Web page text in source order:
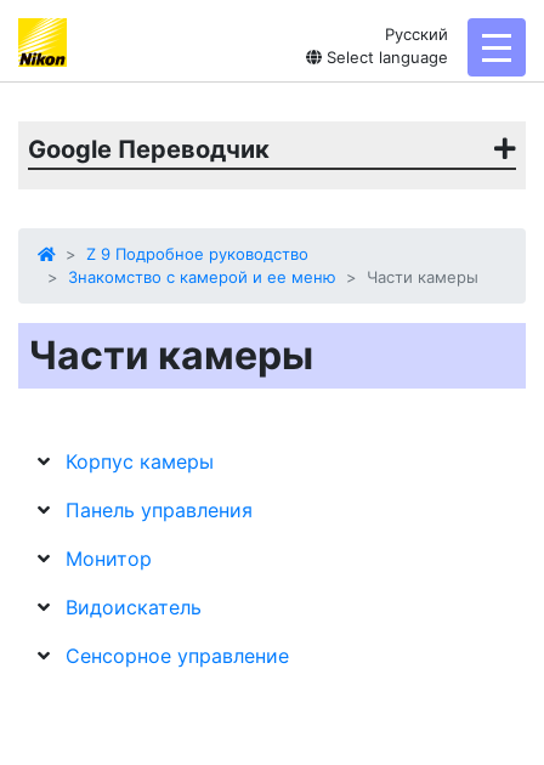
Русский
Select language
Google Переводчик
Z 9 Подробное руководство
Знакомство с камерой и ее меню
Части камеры
Части камеры
Корпус камеры
Панель управления
Монитор
Видоискатель
Сенсорное управление